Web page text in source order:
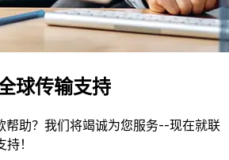
球传输支持
帮助？我们将竭诚为您服务--现在就联
！